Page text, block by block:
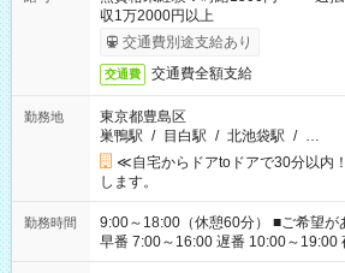
収1万2000円以上
交通費別途支給あり
交通費 交通費全額支給
勤務地
東京都豊島区
巣鴨駅 / 目白駅 / 北池袋駅 / …
≪自宅からドアtoドアで30分以内
します。
勤務時間
9:00～18:00（休憩60分） ■ご希望があれば下記シフトもOK！
早番 7:00～16:00 遅番 10:00～19:00 夜勤
と休みを合わせたい」 「余裕を持っ